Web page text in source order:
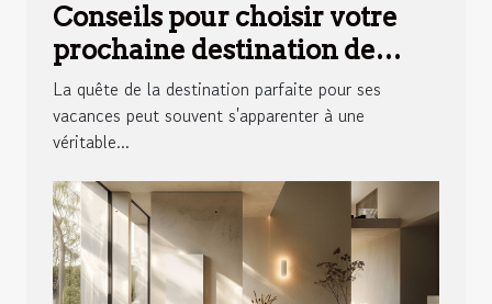
Conseils pour choisir votre
prochaine destination de
vacances
La quête de la destination parfaite pour ses
vacances peut souvent s'apparenter à une
véritable...